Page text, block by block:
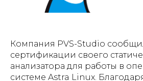
Компания PVS-Studio
сертификации своего
анализатора для работы в
системе Astra Linux.